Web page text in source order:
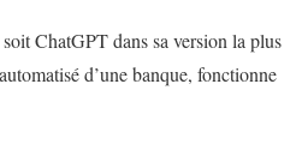
ChatGPT dans sa version la plus
d’une banque, fonctionne